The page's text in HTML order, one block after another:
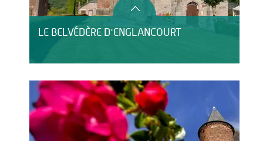
LE BELVÉDÈRE D'ENGLANCOURT